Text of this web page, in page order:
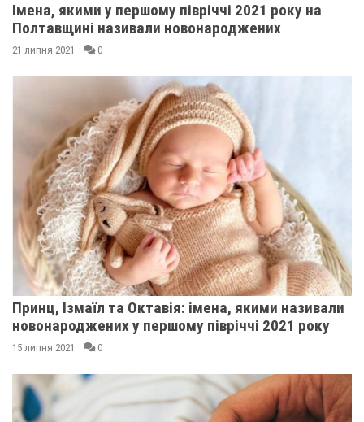
Імена, якими у першому півріччі 2021 року на
Полтавщині називали новонароджених
21 липня 2021 0
Принц, Ізмаїл та Октавія: імена, якими називали
новонароджених у першому півріччі 2021 року
15 липня 2021 0